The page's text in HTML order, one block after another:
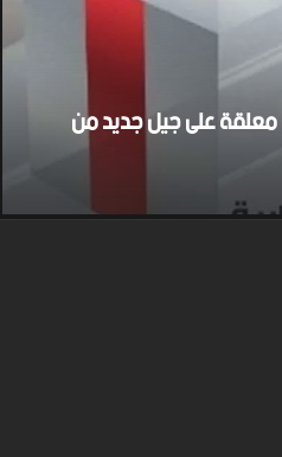
معلقة على جيل جديد من